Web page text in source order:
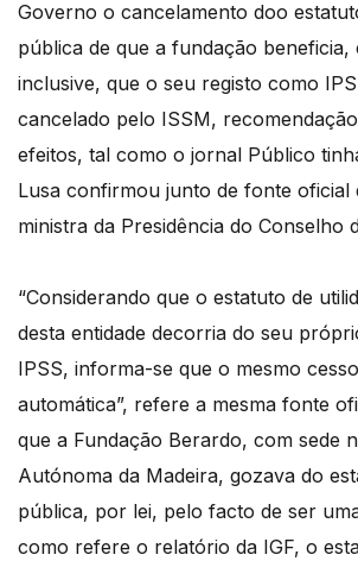
Governo o cancelamento doo
pública de que a fundação beneficia,
inclusive, que o seu registo como
cancelado pelo ISSM,
efeitos, tal como o jornal Público
Lusa confirmou junto de fonte oficial
ministra da Presidência do Conselho
“Considerando que o estatuto de
desta entidade decorria do seu
IPSS, informa-se que o mesmo
automática”, refere a mesma fonte
que a Fundação Berardo, com sede
Autónoma da Madeira, gozava do
pública, por lei, pelo facto de ser
como refere o relatório da IGF, o